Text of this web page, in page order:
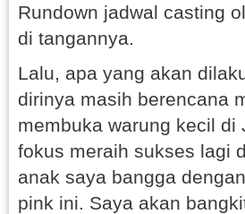
Rundown jadwal casting
di tangannya.
Lalu, apa yang akan
dirinya masih berencana
membuka warung kecil di
fokus meraih sukses lagi
anak saya bangga
pink ini. Saya akan